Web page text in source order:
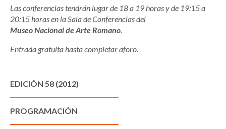
Las conferencias tendrán lugar de 18 a 19 horas y de 19:15 a
20:15 horas en la Sala de Conferencias del
Museo Nacional de Arte Romano
Entrada gratuita hasta completar aforo.
EDICIÓN 58 (2012)
PROGRAMACIÓN